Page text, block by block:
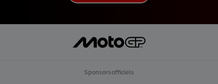
H
E
R
U
Sponsors officiels